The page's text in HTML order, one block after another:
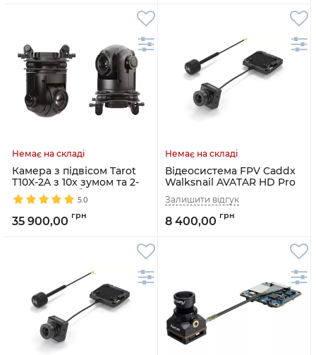
Камера з підвісом Tarot
T10X-2A з 10x зумом та 2-
осьовою стабілізацією
(T10X-2A)
5.0
35 900,00
Відеосистема FPV Caddx
Walksnail AVATAR HD Pro
Kit (32G з gyroflow)
8 400,00